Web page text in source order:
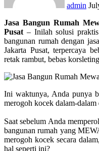
admin
Jasa Bangun Rumah
Pusat – Inilah solusi
bangunan rumah dengan
Jakarta Pusat, terpercaya
retak rambut, bebas
Ini waktunya, Anda punya
merogoh kocek dalam-dalam
Saat sebelum Anda
bangunan rumah yang
merogoh kocek secara
hal seperti ini?